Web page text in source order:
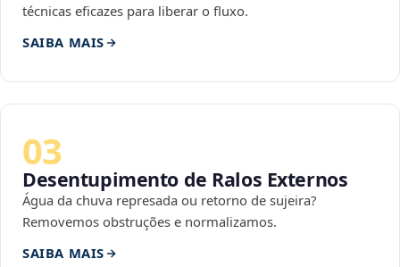
técnicas eficazes para liberar o fluxo.
SAIBA MAIS
03
Desentupimento de Ralos Externos
Água da chuva represada ou retorno de sujeira?
Removemos obstruções e normalizamos.
SAIBA MAIS